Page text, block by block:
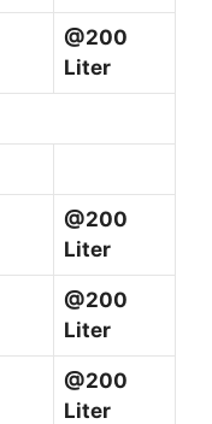
@200
Liter
@200
Liter
@200
Liter
@200
Liter